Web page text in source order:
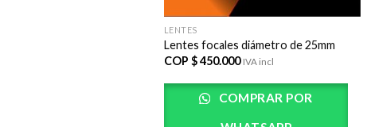
LENTES
Lentes focales diámetro de 25mm
COP $450.000 IVA incl
COMPRAR POR